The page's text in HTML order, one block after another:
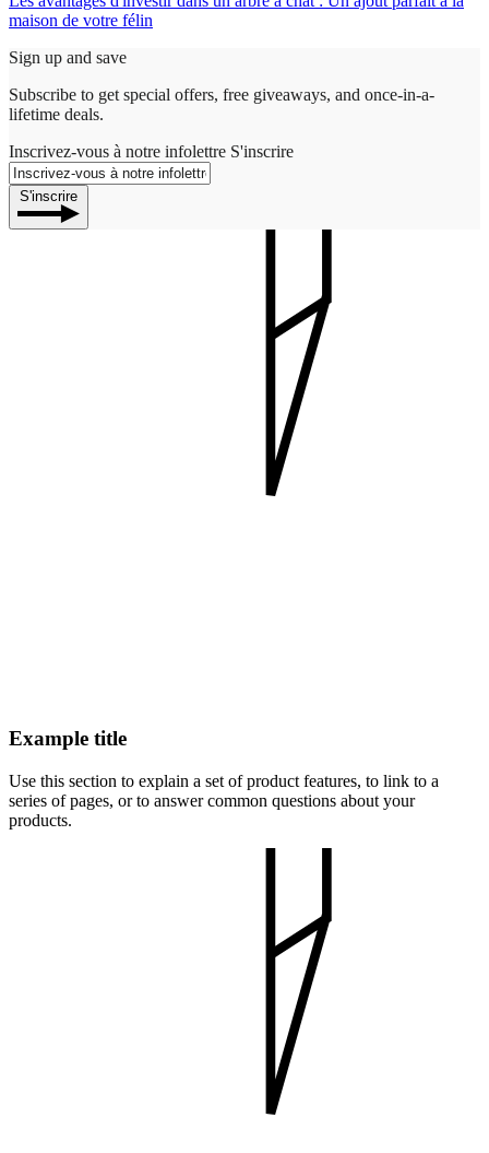
maison de votre félin
Sign up and save
Subscribe to get special offers, free giveaways, and once-in-a-
lifetime deals.
Inscrivez-vous à notre infolettre S'inscrire
S'inscrire
Example title
Use this section to explain a set of product features, to link to a
series of pages, or to answer common questions about your
products.